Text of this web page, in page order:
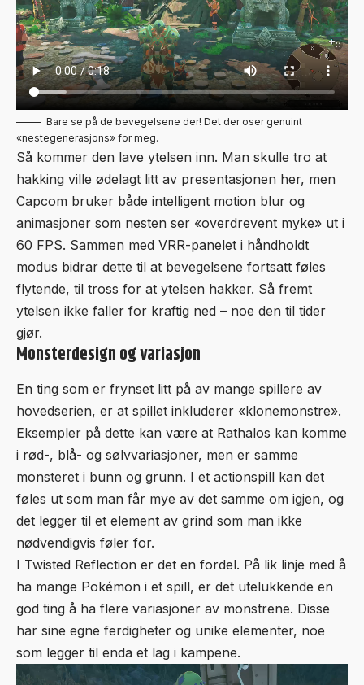
Bare se på de bevegelsene der! Det der oser genuint
«nestegenerasjons» for meg.
Så kommer den lave ytelsen inn. Man skulle tro at
hakking ville ødelagt litt av presentasjonen her, men
Capcom bruker både intelligent motion blur og
animasjoner som nesten ser «overdrevent myke» ut i
60 FPS. Sammen med VRR-panelet i håndholdt
modus bidrar dette til at bevegelsene fortsatt føles
flytende, til tross for at ytelsen hakker. Så fremt
ytelsen ikke faller for kraftig ned – noe den til tider
gjør.
Monsterdesign og variasjon
En ting som er frynset litt på av mange spillere av
hovedserien, er at spillet inkluderer «klonemonstre».
Eksempler på dette kan være at Rathalos kan komme
i rød-, blå- og sølvvariasjoner, men er samme
monsteret i bunn og grunn. I et actionspill kan det
føles ut som man får mye av det samme om igjen, og
det legger til et element av grind som man ikke
nødvendigvis føler for.
I Twisted Reflection er det en fordel. På lik linje med å
ha mange Pokémon i et spill, er det utelukkende en
god ting å ha flere variasjoner av monstrene. Disse
har sine egne ferdigheter og unike elementer, noe
som legger til enda et lag i kampene.